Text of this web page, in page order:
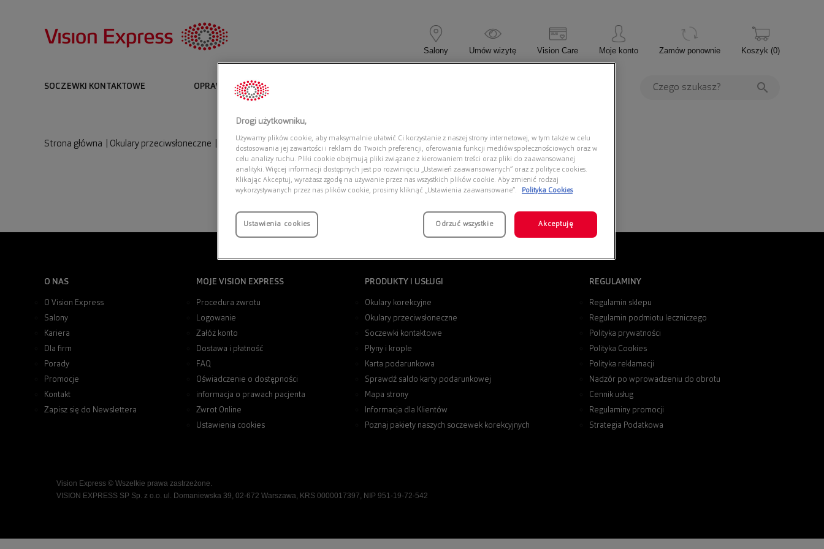
Salony Umów wizytę Vision Care Moje konto Zamów ponownie Koszyk (0)
SOCZEWKI KONTAKTOWE OPRAWKI I OKULARY KOREKCYJNE
Strona główna Okulary przeciwsłoneczne ARMANI EXCHANGE 0AX4168SU 8402T5
O NAS
O Vision Express
Salony
Kariera
Dla firm
Porady
Promocje
Kontakt
Zapisz się do Newslettera
MOJE VISION EXPRESS
Procedura zwrotu
Logowanie
Załóż konto
Dostawa i płatność
FAQ
Oświadczenie o dostępności
informacja o prawach pacjenta
Zwrot Online
Ustawienia cookies
PRODUKTY I USŁUGI
Okulary korekcyjne
Okulary przeciwsłoneczne
Soczewki kontaktowe
Płyny i krople
Karta podarunkowa
Sprawdź saldo karty podarunkowej
Mapa strony
Informacja dla Klientów
Poznaj pakiety naszych soczewek korekcyjnych
REGULAMINY
Regulamin sklepu
Regulamin podmiotu leczniczego
Polityka prywatności
Polityka Cookies
Polityka reklamacji
Nadzór po wprowadzeniu do obrotu
Cennik usług
Regulaminy promocji
Strategia Podatkowa
Vision Express © Wszelkie prawa zastrzeżone.
VISION EXPRESS SP Sp. z o.o. ul. Domaniewska 39, 02-672 Warszawa, KRS 0000017397, NIP 951-19-72-542
Drogi użytkowniku,
Używamy plików cookie, aby maksymalnie ułatwić Ci korzystanie z naszej strony internetowej, w tym także w celu
dostosowania jej zawartości i reklam do Twoich preferencji, oferowania funkcji mediów społecznościowych oraz w
celu analizy ruchu. Pliki cookie obejmują pliki związane z kierowaniem treści oraz pliki do zaawansowanej
analityki. Więcej informacji dostępnych jest po rozwinięciu „Ustawień zaawansowanych” oraz z polityce cookies.
Klikając Akceptuj, wyrażasz zgodę na używanie przez nas wszystkich plików cookie. Aby zmienić rodzaj
wykorzystywanych przez nas plików cookie, prosimy kliknąć „Ustawienia zaawansowane”.
Polityka Cookies
Ustawienia cookies Odrzuć wszystkie Akceptuję